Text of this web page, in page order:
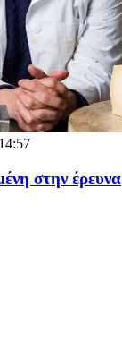
στην έρευνα